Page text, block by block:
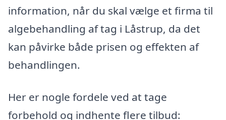
information, når du skal vælge et firma til
algebehandling af tag i Låstrup, da det
kan påvirke både prisen og effekten af
behandlingen.
Her er nogle fordele ved at tage
forbehold og indhente flere tilbud: